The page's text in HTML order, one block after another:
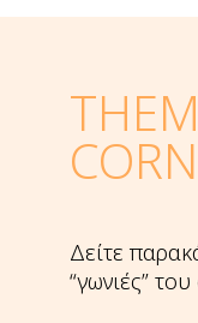
Δείτε
“γωνιές”